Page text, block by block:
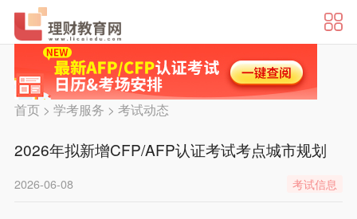
首页> 学考服务 > 考试动态
2026年拟新增CFP/AFP认证考试考点城市规划
2026-06-08 考试信息